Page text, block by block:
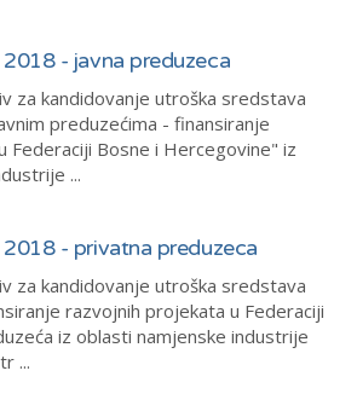
- javna preduzeca
za kandidovanje utroška sredstava
preduzećima - finansiranje
Federaciji Bosne i Hercegovine" iz
...
- privatna preduzeca
za kandidovanje utroška sredstava
razvojnih projekata u Federaciji
iz oblasti namjenske industrije
...